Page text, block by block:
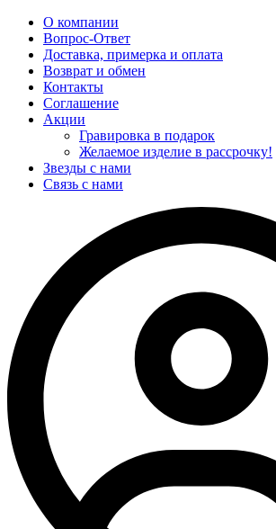
О компании
Вопрос-Ответ
Доставка, примерка и оплата
Возврат и обмен
Контакты
Соглашение
Акции
Гравировка в подарок
Желаемое изделие в рассрочку!
Звезды с нами
Связь с нами